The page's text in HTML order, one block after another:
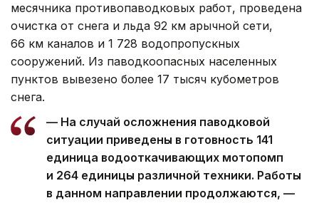
месячника противопаводковых работ, проведена
очистка от снега и льда 92 км арычной сети,
66 км каналов и 1 728 водопропускных
сооружений. Из паводкоопасных населенных
пунктов вывезено более 17 тысяч кубометров
снега.
— На случай осложнения паводковой
ситуации приведены в готовность 141
единица водооткачивающих мотопомп
и 264 единицы различной техники. Работы
в данном направлении продолжаются, —